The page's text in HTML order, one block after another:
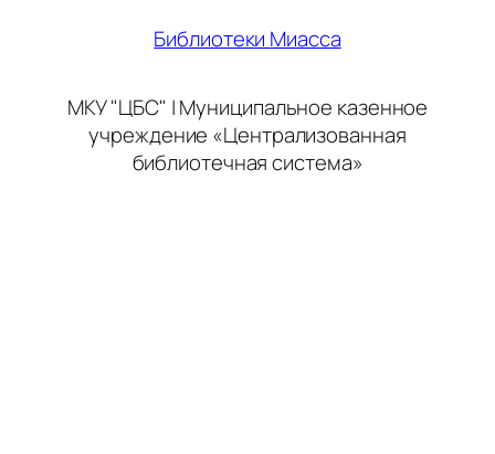
Библиотеки Миасса
МКУ "ЦБС" | Муниципальное казенное
учреждение «Централизованная
библиотечная система»